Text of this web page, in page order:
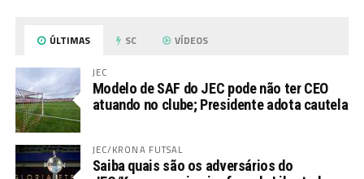
ÚLTIMAS SC VÍDEOS
JEC
Modelo de SAF do JEC pode não ter CEO
atuando no clube; Presidente adota cautela
JEC/KRONA FUTSAL
Saiba quais são os adversários do